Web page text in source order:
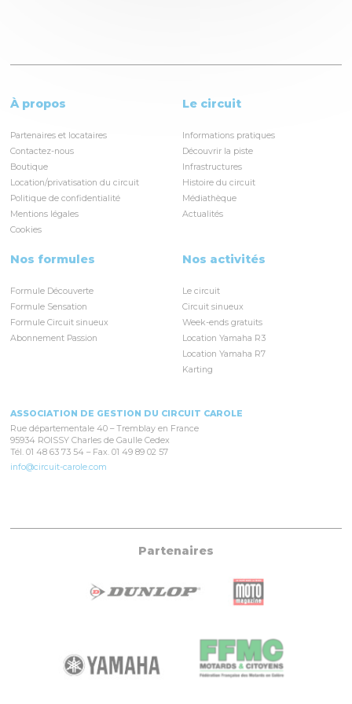
À propos
Partenaires et locataires
Contactez-nous
Boutique
Location/privatisation du circuit
Politique de confidentialité
Mentions légales
Cookies
Le circuit
Informations pratiques
Découvrir la piste
Infrastructures
Histoire du circuit
Médiathèque
Actualités
Nos formules
Formule Découverte
Formule Sensation
Formule Circuit sinueux
Abonnement Passion
Nos activités
Le circuit
Circuit sinueux
Week-ends gratuits
Location Yamaha R3
Location Yamaha R7
Karting
ASSOCIATION DE GESTION DU CIRCUIT CAROLE
Rue départementale 40 – Tremblay en France
95934 ROISSY Charles de Gaulle Cedex
Tél. 01 48 63 73 54 – Fax. 01 49 89 02 57
info@circuit-carole.com
Partenaires